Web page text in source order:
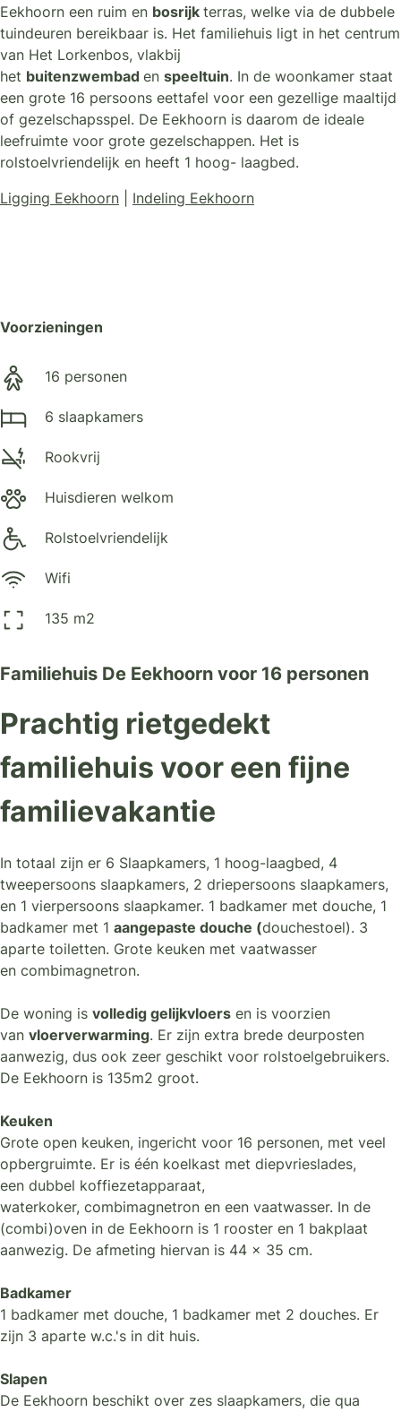
Eekhoorn een ruim en bosrijk terras, welke via de dubbele
tuindeuren bereikbaar is. Het familiehuis ligt in het centrum
van Het Lorkenbos, vlakbij
het buitenzwembad en speeltuin. In de woonkamer staat
een grote 16 persoons eettafel voor een gezellige maaltijd
of gezelschapsspel. De Eekhoorn is daarom de ideale
leefruimte voor grote gezelschappen. Het is
rolstoelvriendelijk en heeft 1 hoog- laagbed.
Ligging Eekhoorn
Indeling Eekhoorn
Voorzieningen
16 personen
6 slaapkamers
Rookvrij
Huisdieren welkom
Rolstoelvriendelijk
Wifi
135 m2
Familiehuis De Eekhoorn voor 16 personen
Prachtig rietgedekt
familiehuis voor een fijne
familievakantie
In totaal zijn er 6 Slaapkamers, 1 hoog-laagbed, 4
tweepersoons slaapkamers, 2 driepersoons slaapkamers,
en 1 vierpersoons slaapkamer. 1 badkamer met douche, 1
badkamer met 1 aangepaste douche (douchestoel). 3
aparte toiletten. Grote keuken met vaatwasser
en combimagnetron.
De woning is volledig gelijkvloers en is voorzien
van vloerverwarming. Er zijn extra brede deurposten
aanwezig, dus ook zeer geschikt voor rolstoelgebruikers.
De Eekhoorn is 135m2 groot.
Keuken
Grote open keuken, ingericht voor 16 personen, met veel
opbergruimte. Er is één koelkast met diepvrieslades,
een dubbel koffiezetapparaat,
waterkoker, combimagnetron en een vaatwasser. In de
(combi)oven in de Eekhoorn is 1 rooster en 1 bakplaat
aanwezig. De afmeting hiervan is 44 x 35 cm.
Badkamer
1 badkamer met douche, 1 badkamer met 2 douches. Er
zijn 3 aparte w.c.'s in dit huis.
Slapen
De Eekhoorn beschikt over zes slaapkamers, die qua